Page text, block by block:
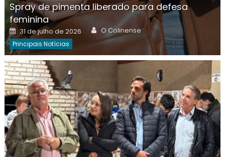
Spray de pimenta liberado para defesa
feminina
Posted
on
31 de julho de 2026 Author
O Colinense
Principais Notícias